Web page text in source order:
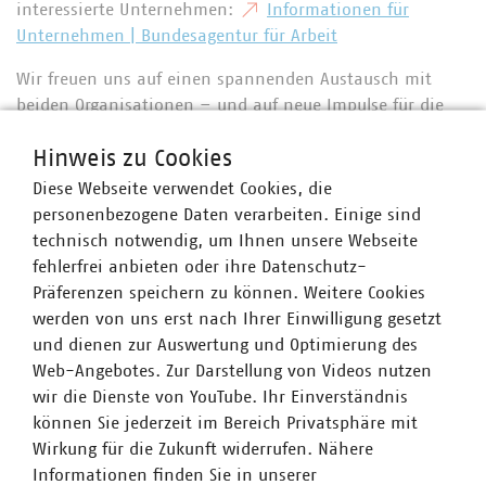
interessierte Unternehmen:
Informationen für
Unternehmen | Bundesagentur für Arbeit
Wir freuen uns auf einen spannenden Austausch mit
beiden Organisationen – und auf neue Impulse für die
Unternehmen.
Ansprechpartner
Hinweis zu Cookies
Diese Webseite verwendet Cookies, die
personenbezogene Daten verarbeiten. Einige sind
technisch notwendig, um Ihnen unsere Webseite
fehlerfrei anbieten oder ihre Datenschutz-
Präferenzen speichern zu können. Weitere Cookies
werden von uns erst nach Ihrer Einwilligung gesetzt
und dienen zur Auswertung und Optimierung des
Web-Angebotes. Zur Darstellung von Videos nutzen
wir die Dienste von YouTube. Ihr Einverständnis
können Sie jederzeit im Bereich Privatsphäre mit
Wirkung für die Zukunft widerrufen. Nähere
Informationen finden Sie in unserer